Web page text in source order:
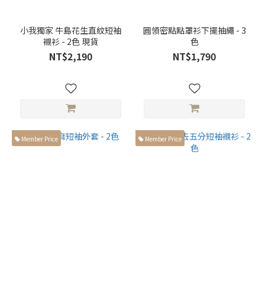
小我獨家 牛島花生直紋短袖
襯衫 - 2色 現貨
NT$2,190
圓領密點點罩衫下擺抽繩 - 3
色
NT$1,790
Member Price Member Price